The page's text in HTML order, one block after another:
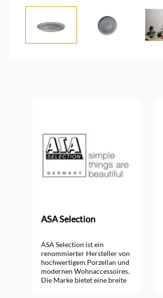
ASA Selection
ASA Selection ist ein
renommierter Hersteller von
hochwertigem Porzellan und
modernen Wohnaccessoires.
Die Marke bietet eine breite